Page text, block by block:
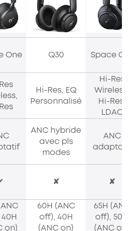
One Q30 Space Q45
Hi-Res, EQ
Personnalisé
Hi-Res
Wireless,
Hi-Res,
LDAC
ANC hybride
avec pls
modes
ANC
adaptatif
✘ ✘
on)
60H (ANC
off), 40H
(ANC on)
65H (ANC
off), 50H
(ANC on)